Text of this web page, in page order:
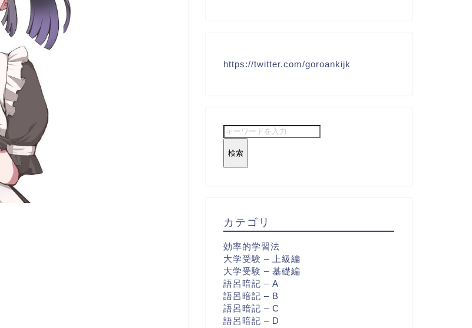
https://twitter.com/goroankijk
検索
カテゴリ
効率的学習法
大学受験 – 上級編
大学受験 – 基礎編
語呂暗記 – A
語呂暗記 – B
語呂暗記 – C
語呂暗記 – D